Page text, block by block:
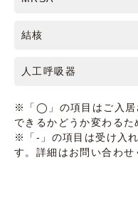
結核
人工呼吸器
※「◯」の項目はご入居
できるかどうか変わるた
※「-」の項目は受け入
す。詳細はお問い合わせ